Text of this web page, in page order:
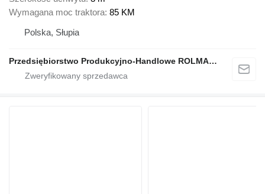
Wymagana moc traktora 85 KM
Polska, Słupia
Przedsiębiorstwo Produkcyjno-Handlowe ROLMAPOL Marcin Dziekan